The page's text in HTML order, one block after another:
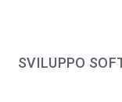
SVILUPPO